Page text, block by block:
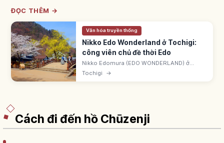
ĐỌC THÊM →
Văn hóa truyền thống
Nikko Edo Wonderland ở Tochigi:
công viên chủ đề thời Edo
Nikko Edomura (EDO WONDERLAND) ở
Tochigi là công viên chủ đề thời Edo. Tái
hiện phố thương nhân, dinh samurai, trạm
Tochigi →
Cách đi đến hồ Chūzenji